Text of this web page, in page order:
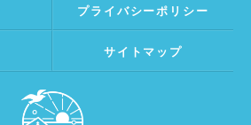
プライバシーポリシー
サイトマップ